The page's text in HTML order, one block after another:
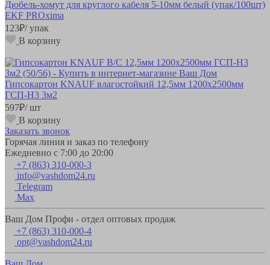
Дюбель-хомут для круглого кабеля 5-10мм белый (упак/100шт)
EKF PROxima
123₽/ упак
В корзину
Гипсокартон KNAUF влагостойкий 12,5мм 1200х2500мм
ГСП-Н3 3м2
597₽/ шт
В корзину
Заказать звонок
Горячая линия и заказ по телефону
Ежедневно с 7:00 до 20:00
+7 (863) 310-000-3
info@vashdom24.ru
Telegram
Max
Ваш Дом Профи - отдел оптовых продаж
+7 (863) 310-000-4
opt@vashdom24.ru